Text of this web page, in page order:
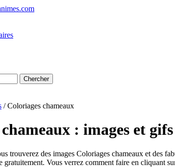
Chercher
/ Coloriages chameaux
: images et
trouverez des images Coloriages chameaux et des
gratuitement. Vous verrez comment faire en cliquant